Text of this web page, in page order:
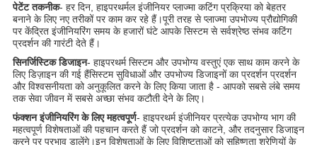
पेटेंट तकनीक- हर दिन, हाइपरथर्मल इंजीनियर प्लाज्मा कटिंग प्रक्रिया को बेहतर
बनाने के लिए नए तरीकों पर काम कर रहे हैं।पूरी तरह से प्लाज्मा उपभोज्य प्रौद्योगिकी
पर केंद्रित इंजीनियरिंग समय के हजारों घंटे आपके सिस्टम से सर्वश्रेष्ठ संभव कटिंग
प्रदर्शन की गारंटी देते हैं।
सिनर्जिस्टिक डिजाइन- हाइपरथर्म सिस्टम और उपभोग्य वस्तुएं एक साथ काम करने के
लिए डिज़ाइन की गई हैंसिस्टम सुविधाओं और उपभोज्य डिजाइनों का प्रदर्शन प्रदर्शन
और विश्वसनीयता को अनुकूलित करने के लिए किया जाता है - आपको सबसे लंबे समय
तक सेवा जीवन में सबसे अच्छा संभव कटौती देने के लिए।
फंक्शन इंजीनियरिंग के लिए महत्वपूर्ण- हाइपरथर्म इंजीनियर प्रत्येक उपभोग्य भाग की
महत्वपूर्ण विशेषताओं की पहचान करते हैं जो प्रदर्शन को काटने, और तदनुसार डिजाइन
करने पर प्रभाव डालेंगे।इन विशेषताओं के लिए विशिष्टताओं को सहिष्णुता श्रेणियों के